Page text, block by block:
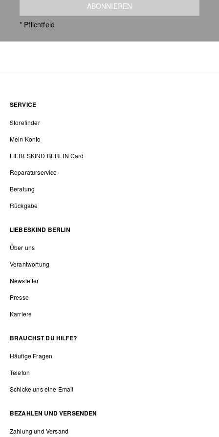
ABONNIEREN
* Pflichtfeld
SERVICE
Storefinder
Mein Konto
LIEBESKIND BERLIN Card
Reparaturservice
Beratung
Rückgabe
LIEBESKIND BERLIN
Über uns
Verantwortung
Newsletter
Presse
Karriere
BRAUCHST DU HILFE?
Häufige Fragen
Telefon
Schicke uns eine Email
BEZAHLEN UND VERSENDEN
Zahlung und Versand